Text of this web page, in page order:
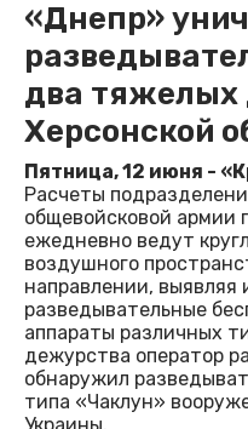
«Днепр»
два тяжелых
Херсонской
Пятница, 12 июня -
Расчеты
общевойсковой армии
ежедневно ведут
воздушного
направлении,
разведывательные
аппараты различных
дежурства оператор
обнаружил
типа «Чаклун»